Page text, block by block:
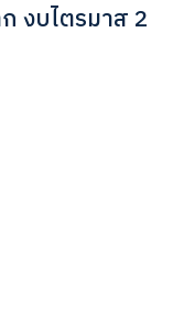
งบไตรมาส 2